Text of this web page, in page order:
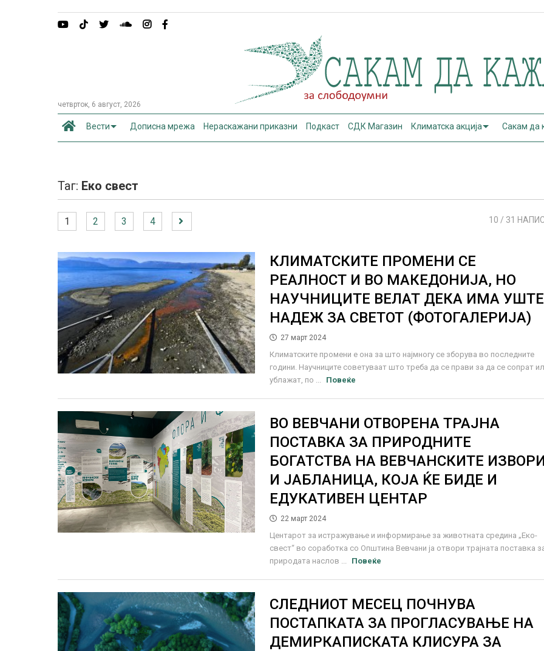
четврток, 6 август, 2026
Вести Дописна мрежа Нераскажани приказни Подкаст СДК Магазин Климатска акција Сакам да
Таг: Еко свест
1 2 3 4 10 / 31
КЛИМАТСКИТЕ ПРОМЕНИ СЕ
РЕАЛНОСТ И ВО МАКЕДОНИЈА, НО
НАУЧНИЦИТЕ ВЕЛАТ ДЕКА ИМА УШТЕ
НАДЕЖ ЗА СВЕТОТ (ФОТОГАЛЕРИЈА)
27 март 2024
Климатските промени е она за што најмногу се зборува во последните
години. Научниците советуваат што треба да се прави за да се сопрат
ублажат, по ...
Повеќе
ВО ВЕВЧАНИ ОТВОРЕНА ТРАЈНА
ПОСТАВКА ЗА ПРИРОДНИТЕ
БОГАТСТВА НА ВЕВЧАНСКИТЕ
И ЈАБЛАНИЦА, КОЈА ЌЕ БИДЕ И
ЕДУКАТИВЕН ЦЕНТАР
22 март 2024
Центарот за истражување и информирање за животната средина „Еко-
свест“ во соработка со Општина Вевчани ја отвори трајната поставка
природата наслов ...
Повеќе
СЛЕДНИОТ МЕСЕЦ ПОЧНУВА
ПОСТАПКАТА ЗА ПРОГЛАСУВАЊЕ НА
ДЕМИРКАПИСКАТА КЛИСУРА ЗА